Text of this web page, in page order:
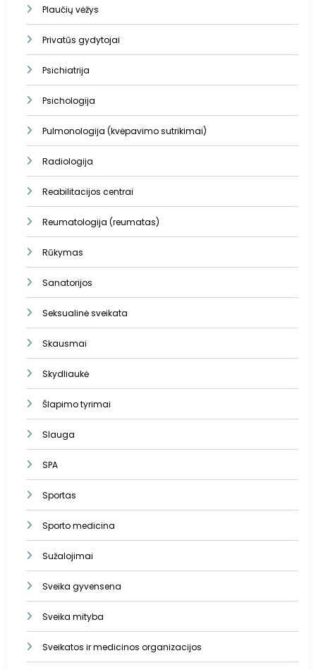
Plaučių vėžys
Privatūs gydytojai
Psichiatrija
Psichologija
Pulmonologija (kvėpavimo sutrikimai)
Radiologija
Reabilitacijos centrai
Reumatologija (reumatas)
Rūkymas
Sanatorijos
Seksualinė sveikata
Skausmai
Skydliaukė
Šlapimo tyrimai
Slauga
SPA
Sportas
Sporto medicina
Sužalojimai
Sveika gyvensena
Sveika mityba
Sveikatos ir medicinos organizacijos